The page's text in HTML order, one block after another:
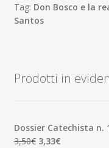
Tag: Don Bosco e la
Santos
Prodotti in
Dossier Catechista
3,50€ Il
3,33€Il